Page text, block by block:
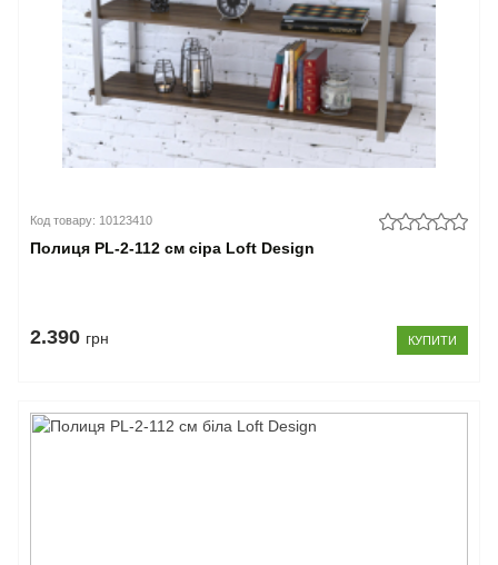
Код товару: 10123410
Полиця PL-2-112 см сіра Loft Design
2.390 грн КУПИТИ